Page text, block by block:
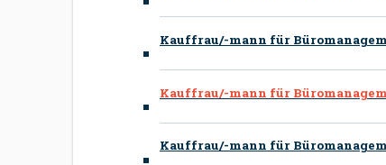
Kauffrau/-mann für
Kauffrau/-mann für
Kauffrau/-mann für